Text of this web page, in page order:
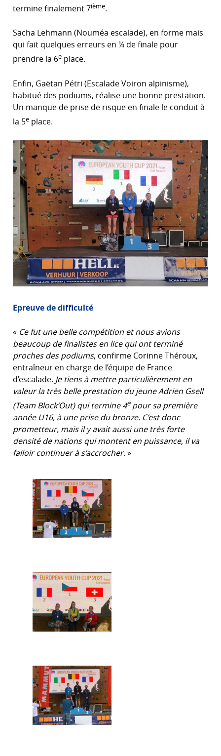
termine finalement 7ième.
Sacha Lehmann (Nouméa escalade), en forme mais
qui fait quelques erreurs en ¼ de finale pour
prendre la 6e place.
Enfin, Gaëtan Pétri (Escalade Voiron alpinisme),
habitué des podiums, réalise une bonne prestation.
Un manque de prise de risque en finale le conduit à
la 5e place.
Epreuve de difficulté
« Ce fut une belle compétition et nous avions
beaucoup de finalistes en lice qui ont terminé
proches des podiums, confirme Corinne Théroux,
entraîneur en charge de l’équipe de France
d’escalade. Je tiens à mettre particulièrement en
valeur la très belle prestation du jeune Adrien Gsell
(Team Block’Out) qui termine 4epour sa première
année U16, à une prise du bronze. C’est donc
prometteur, mais il y avait aussi une très forte
densité de nations qui montent en puissance, il va
falloir continuer à s’accrocher. »